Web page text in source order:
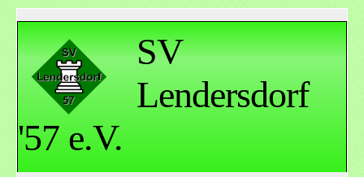
SV
Lendersdorf
'57 e.V.